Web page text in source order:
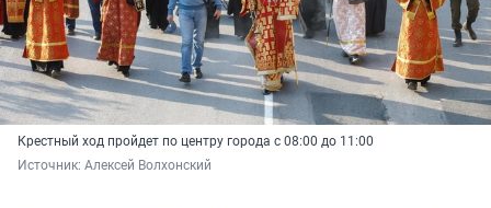
Крестный ход пройдет по центру города с 08:00 до 11:00
Источник: Алексей Волхонский